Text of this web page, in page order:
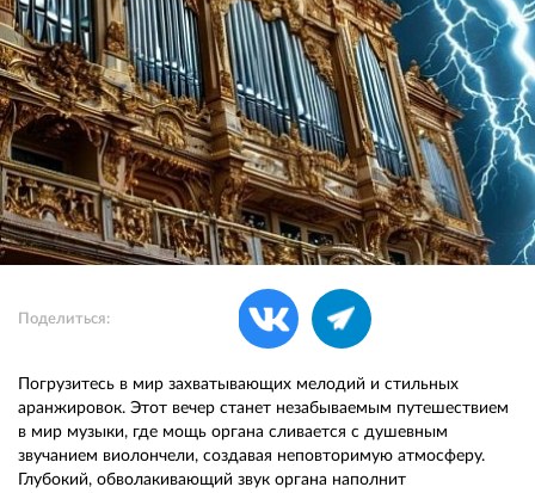
Поделиться:
Погрузитесь в мир захватывающих мелодий и стильных
аранжировок. Этот вечер станет незабываемым путешествием
в мир музыки, где мощь органа сливается с душевным
звучанием виолончели, создавая неповторимую атмосферу.
Глубокий, обволакивающий звук органа наполнит